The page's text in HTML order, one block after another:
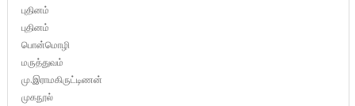
புதினம்
புதினம்
பொன்மொழி
மருத்துவம்
மு.இராமகிருட்டிணன்
முகநூல்